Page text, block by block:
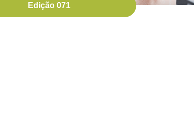
Edição 071